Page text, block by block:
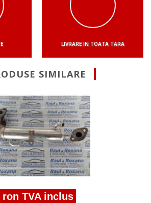
LIVRARE IN TOATA TARA
SIMILARE
TVA inclus